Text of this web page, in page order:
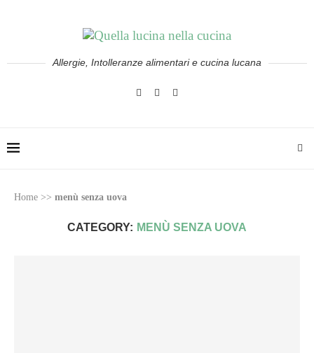
Allergie, Intolleranze alimentari e cucina lucana
Home >> menù senza uova
CATEGORY: MENÙ SENZA UOVA